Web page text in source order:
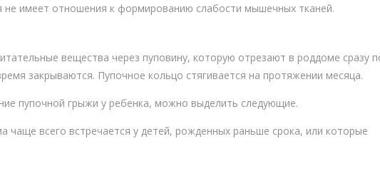
имеет отношения к формированию слабости мышечных тканей.
вещества через пуповину, которую отрезают в роддоме сразу
закрываются. Пупочное кольцо стягивается на протяжении месяца.
пупочной грыжи у ребенка, можно выделить следующие.
чаще всего встречается у детей, рожденных раньше срока, или которые